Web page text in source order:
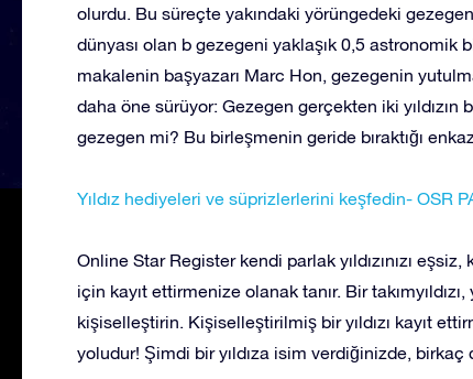
olurdu. Bu süreçte yakındaki yörüngedeki
dünyası olan b gezegeni yaklaşık 0,5
makalenin başyazarı Marc Hon, gezegenin
daha öne sürüyor: Gezegen gerçekten iki
gezegen mi? Bu birleşmenin geride bıraktığı
Yıldız hediyeleri ve süprizlerlerini keşfedin- OSR
Online Star Register kendi parlak yıldızınızı
için kayıt ettirmenize olanak tanır. Bir takımyıldızı,
kişiselleştirin. Kişiselleştirilmiş bir yıldızı kayıt
yoludur! Şimdi bir yıldıza isim verdiğinizde, birkaç